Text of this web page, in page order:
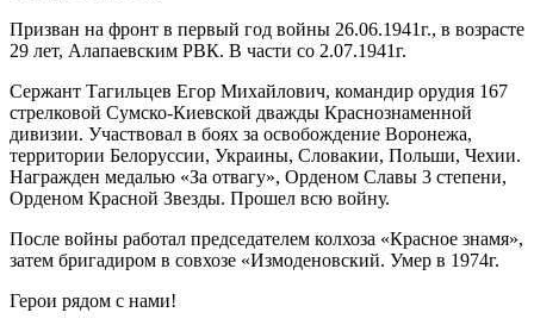
Призван на фронт в первый год войны 26.06.1941г., в возрасте
29 лет, Алапаевским РВК. В части со 2.07.1941г.
Сержант Тагильцев Егор Михайлович, командир орудия 167
стрелковой Сумско-Киевской дважды Краснознаменной
дивизии. Участвовал в боях за освобождение Воронежа,
территории Белоруссии, Украины, Словакии, Польши, Чехии.
Награжден медалью «За отвагу», Орденом Славы 3 степени,
Орденом Красной Звезды. Прошел всю войну.
После войны работал председателем колхоза «Красное знамя»,
затем бригадиром в совхозе «Измоденовский. Умер в 1974г.
Герои рядом с нами!